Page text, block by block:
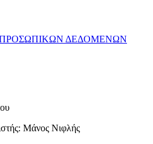
ΠΡΟΣΩΠΙΚΩΝ ΔΕΔΟΜΕΝΩΝ
Μάνος Νιφλής